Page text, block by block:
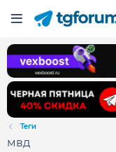
Теги
мвд